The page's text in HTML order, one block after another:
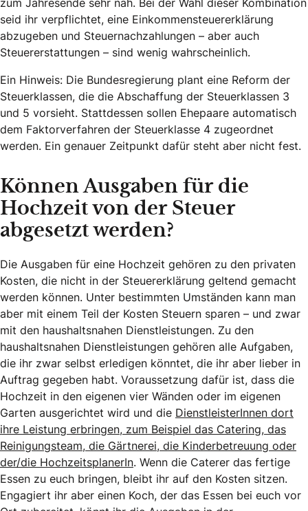
seid ihr verpflichtet, eine Einkommensteuererklärung
abzugeben und Steuernachzahlungen – aber auch
Steuererstattungen – sind wenig wahrscheinlich.
Ein Hinweis: Die Bundesregierung plant eine Reform der
Steuerklassen, die die Abschaffung der Steuerklassen 3
und 5 vorsieht. Stattdessen sollen Ehepaare automatisch
dem Faktorverfahren der Steuerklasse 4 zugeordnet
werden. Ein genauer Zeitpunkt dafür steht aber nicht fest.
Können Ausgaben für die
Hochzeit von der Steuer
abgesetzt werden?
Die Ausgaben für eine Hochzeit gehören zu den privaten
Kosten, die nicht in der Steuererklärung geltend gemacht
werden können. Unter bestimmten Umständen kann man
aber mit einem Teil der Kosten Steuern sparen – und zwar
mit den haushaltsnahen Dienstleistungen. Zu den
haushaltsnahen Dienstleistungen gehören alle Aufgaben,
die ihr zwar selbst erledigen könntet, die ihr aber lieber in
Auftrag gegeben habt. Voraussetzung dafür ist, dass die
Hochzeit in den eigenen vier Wänden oder im eigenen
Garten ausgerichtet wird und die DienstleisterInnen dort
ihre Leistung erbringen, zum Beispiel das Catering, das
Reinigungsteam, die Gärtnerei, die Kinderbetreuung oder
der/die HochzeitsplanerIn. Wenn die Caterer das fertige
Essen zu euch bringen, bleibt ihr auf den Kosten sitzen.
Engagiert ihr aber einen Koch, der das Essen bei euch vor